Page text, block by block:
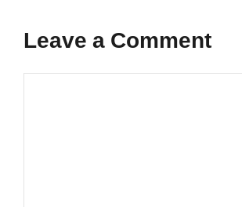
Leave a Comment